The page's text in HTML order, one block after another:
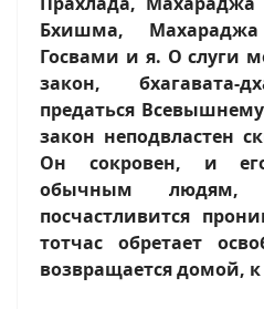
Бхишма,
Госвами и я. О слуги
закон, бхагавата-
предаться
закон неподвластен
Он сокровен, и
обычным
посчастливится
тотчас обретает
возвращается домой, к